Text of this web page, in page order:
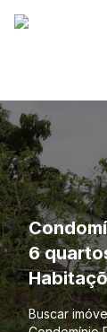
6
Buscar